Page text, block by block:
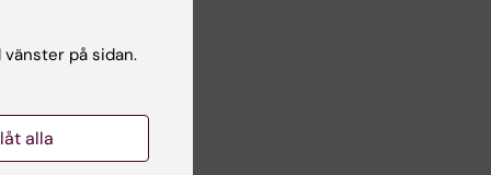
på sidan.
alla